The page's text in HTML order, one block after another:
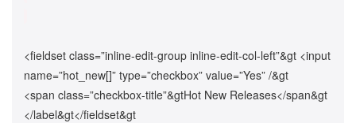
<fieldset class=”inline-edit-group inline-edit-col-left”&gt <input
name=”hot_new[]” type=”checkbox” value=”Yes” /&gt
<span class=”checkbox-title”&gtHot New Releases</span&gt
</label&gt</fieldset&gt